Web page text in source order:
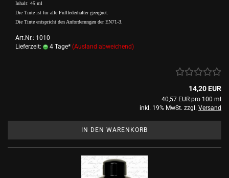
Inhalt: 45 ml
Die Tinte ist für alle Füllfederhalter geeignet.
Die Tinte entspricht den Anforderungen der EN71-3.
Art.Nr.: 1010
Lieferzeit:
4 Tage* (Ausland abweichend)
14,20 EUR
40,57 EUR pro 100 ml
inkl. 19% MwSt. zzgl. Versand
IN DEN WARENKORB